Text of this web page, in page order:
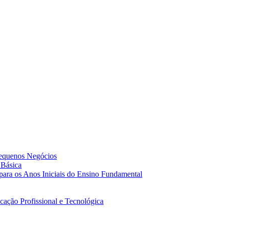
Negócios
os Anos Iniciais do Ensino Fundamental
Profissional e Tecnológica